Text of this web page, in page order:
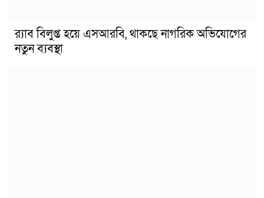
র‍্যাব বিলুপ্ত হয়ে এসআরবি, থাকছে নাগরিক অভিযোগের
নতুন ব্যবস্থা